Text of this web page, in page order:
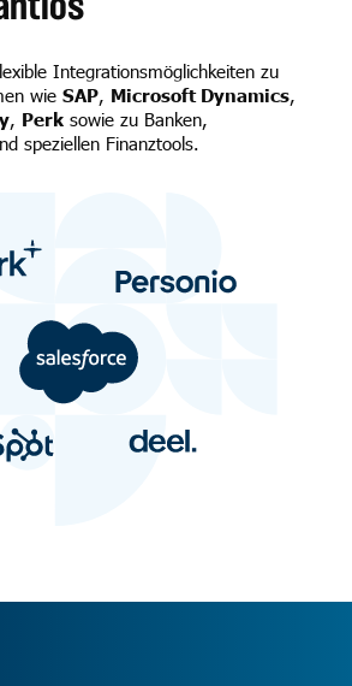
Integrationsmöglichkeiten zu
wieSAP, Microsoft Dynamics,
, Perk sowie zu Banken,
speziellen Finanztools.